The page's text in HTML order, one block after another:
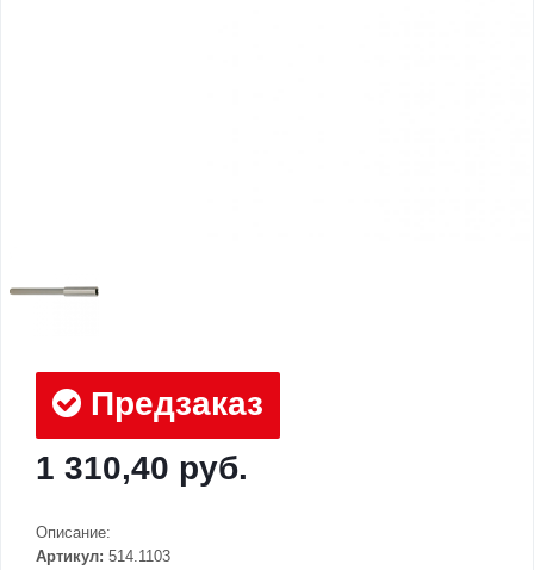
Предзаказ
1 310,40 руб.
Описание:
Артикул: 514.1103